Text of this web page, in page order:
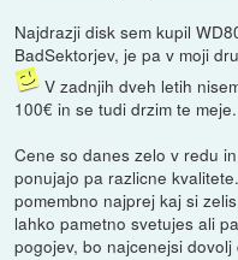
Najdrazji disk sem kupil
BadSektorjev, je pa v moji
V zadnjih dveh letih
100€ in se tudi drzim te meje.
Cene so danes zelo v redu
ponujajo pa razlicne
pomembno najprej kaj si
lahko pametno svetujes ali
pogojev, bo najcenejsi dovolj